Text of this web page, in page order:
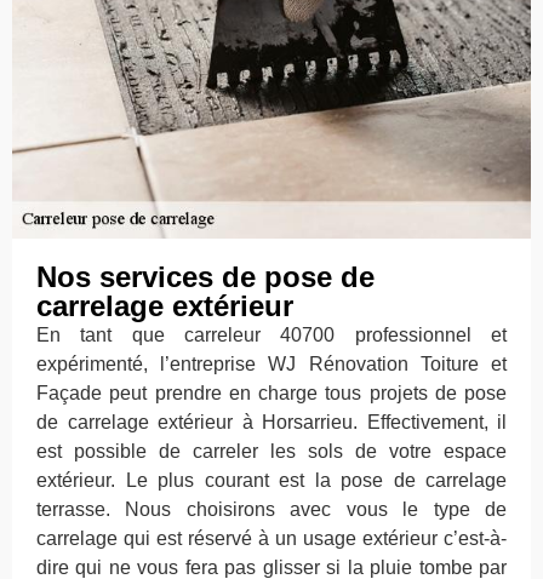
Nos services de pose de
carrelage extérieur
En tant que carreleur 40700 professionnel et
expérimenté, l’entreprise WJ Rénovation Toiture et
Façade peut prendre en charge tous projets de pose
de carrelage extérieur à Horsarrieu. Effectivement, il
est possible de carreler les sols de votre espace
extérieur. Le plus courant est la pose de carrelage
terrasse. Nous choisirons avec vous le type de
carrelage qui est réservé à un usage extérieur c’est-à-
dire qui ne vous fera pas glisser si la pluie tombe par